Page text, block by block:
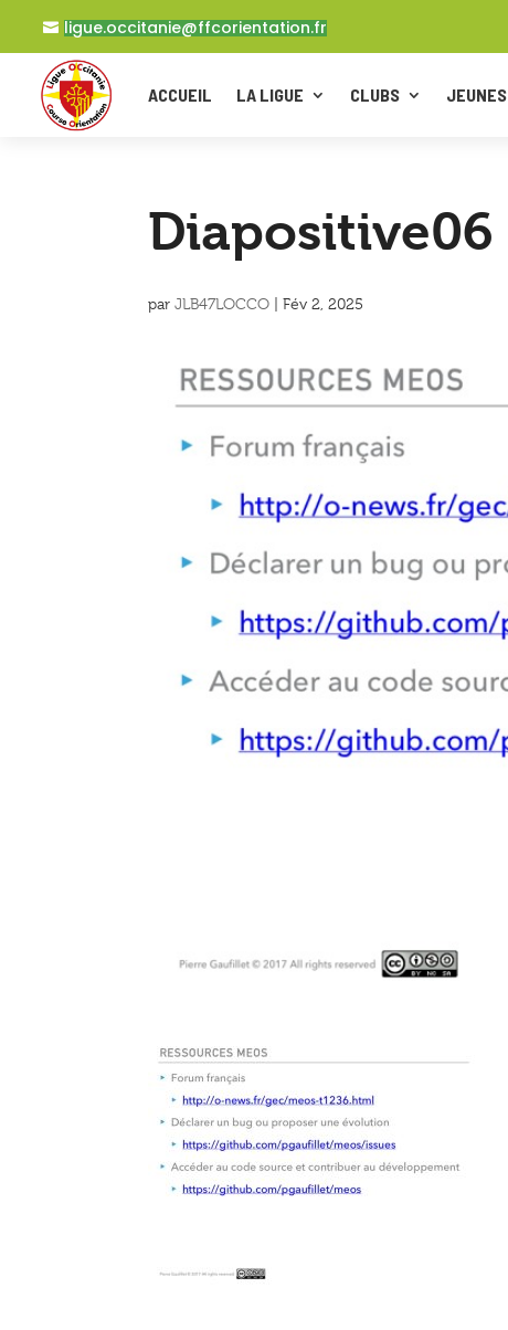
ligue.occitanie@ffcorientation.fr
ACCUEIL LA LIGUE CLUBS JEUNES
Diapositive06
parJLB47LOCCO |Fév 2, 2025